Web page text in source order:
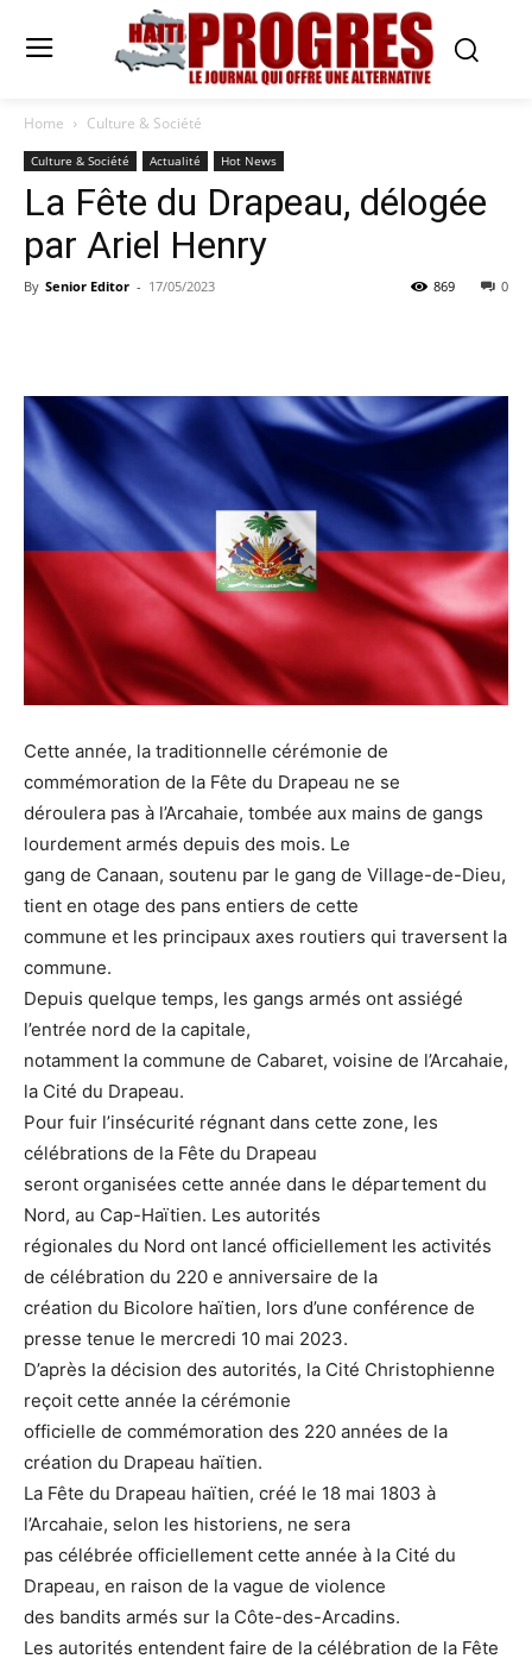
Home Culture & Société
Culture & Société Actualité Hot News
La Fête du Drapeau, délogée
par Ariel Henry
By Senior Editor - 17/05/2023 0
869
Cette année, la traditionnelle cérémonie de
commémoration de la Fête du Drapeau ne se
déroulera pas à l’Arcahaie, tombée aux mains de gangs
lourdement armés depuis des mois. Le
gang de Canaan, soutenu par le gang de Village-de-Dieu,
tient en otage des pans entiers de cette
commune et les principaux axes routiers qui traversent la
commune.
Depuis quelque temps, les gangs armés ont assiégé
l’entrée nord de la capitale,
notamment la commune de Cabaret, voisine de l’Arcahaie,
la Cité du Drapeau.
Pour fuir l’insécurité régnant dans cette zone, les
célébrations de la Fête du Drapeau
seront organisées cette année dans le département du
Nord, au Cap-Haïtien. Les autorités
régionales du Nord ont lancé officiellement les activités
de célébration du 220 e anniversaire de la
création du Bicolore haïtien, lors d’une conférence de
presse tenue le mercredi 10 mai 2023.
D’après la décision des autorités, la Cité Christophienne
reçoit cette année la cérémonie
officielle de commémoration des 220 années de la
création du Drapeau haïtien.
La Fête du Drapeau haïtien, créé le 18 mai 1803 à
l’Arcahaie, selon les historiens, ne sera
pas célébrée officiellement cette année à la Cité du
Drapeau, en raison de la vague de violence
des bandits armés sur la Côte-des-Arcadins.
Les autorités entendent faire de la célébration de la Fête